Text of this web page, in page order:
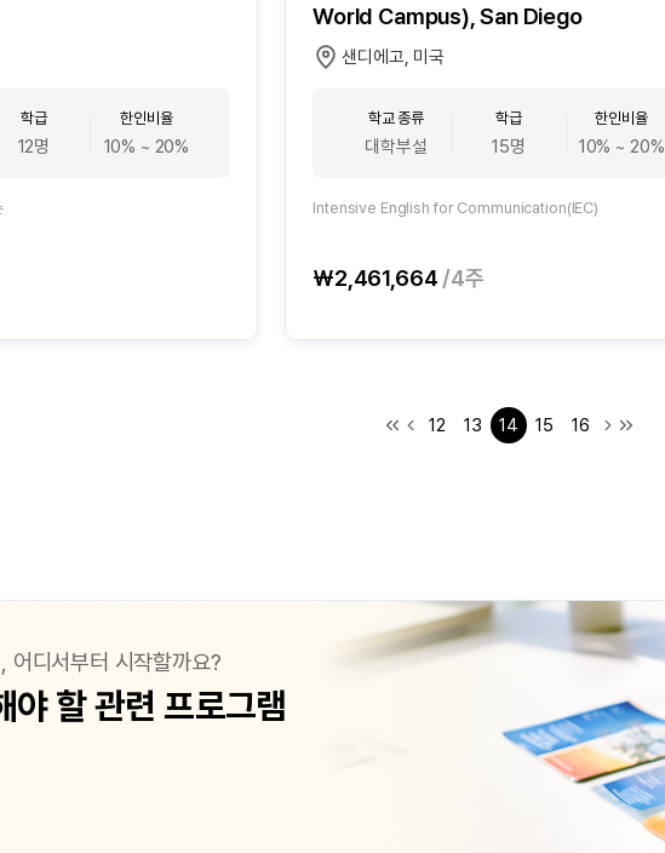
학급
12명
한인비율
10% ~ 20%
World Campus), San Diego
샌디에고, 미국
학교 종류
대학부설
학급
15명
한인비율
10% ~ 20%
Intensive English for Communication(IEC)
₩2,461,664 /4주
12 13 14 15 16
어디서부터 시작할까요?
야 할 관련 프로그램